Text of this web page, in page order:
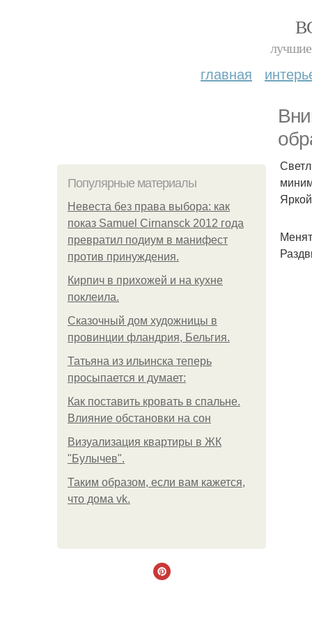
лучшие
главная
Популярные материалы
Невеста без права выбора: как
показ Samuel Cirnansck 2012 года
превратил подиум в манифест
против принуждения.
Кирпич в прихожей и на кухне
поклеила.
Сказочный дом художницы в
провинции фландрия, Бельгия.
Татьяна из ильинска теперь
просыпается и думает:
Как поставить кровать в спальне.
Влияние обстановки на сон
Визуализация квартиры в ЖК
"Булычев".
Таким образом, если вам кажется,
что дома vk.